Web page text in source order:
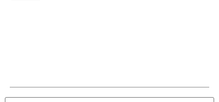
Todos los precios incluyen el IVA pero no losgastos de transporte